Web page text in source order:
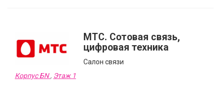
MTC. Сотовая связь,
цифровая техника
Cалон связи
Корпус БN, Этаж 1